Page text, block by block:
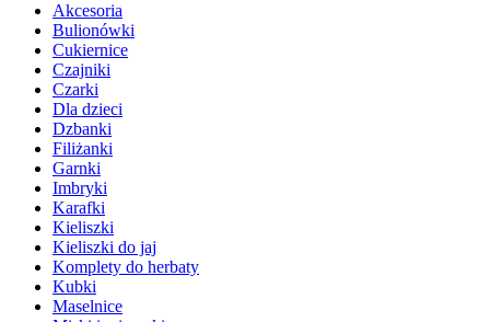
Akcesoria
Bulionówki
Cukiernice
Czajniki
Czarki
Dla dzieci
Dzbanki
Filiżanki
Garnki
Imbryki
Karafki
Kieliszki
Kieliszki do jaj
Komplety do herbaty
Kubki
Maselnice